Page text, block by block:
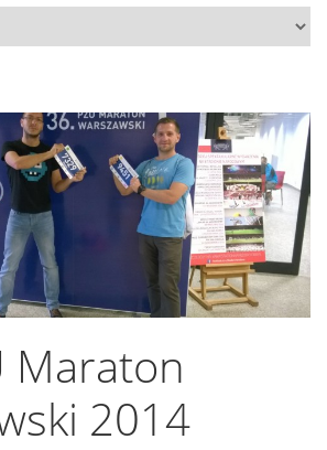
Maraton
2014